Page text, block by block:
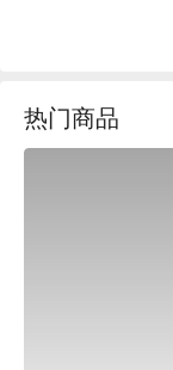
间让你想随时光
受到满满的幸福感
个地方放松享受
热门商品